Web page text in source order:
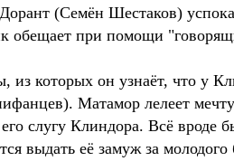
(Семён Шестаков)
обещает при помощи
которых он узнаёт, что у
Матамор лелеет
слугу Клиндора. Всё вроде
выдать её замуж за молодого